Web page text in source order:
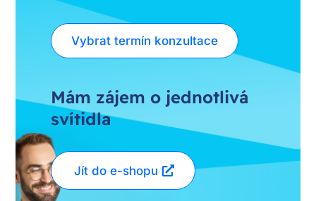
Vybrat termín konzultace
Mám zájem o jednotlivá
svítidla
Jít do e-shopu